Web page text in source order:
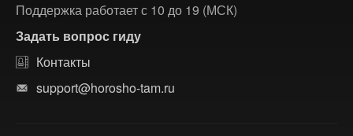
Поддержка работает с 10 до 19 (МСК)
Задать вопрос гиду
Контакты
support@horosho-tam.ru